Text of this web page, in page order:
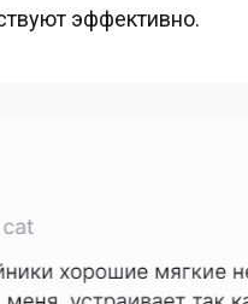
эффективно.